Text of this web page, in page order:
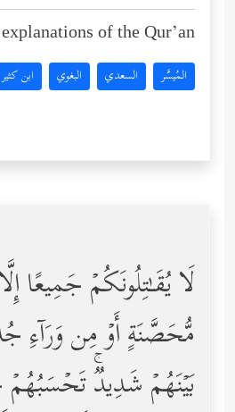
of the Qur’an:
المُيسَّر السعدي البغوي ابن كثير
لَا یُقَـٰتِلُونَكُمۡ جَمِیعًا
مُّحَصَّنَةٍ أَوۡ مِن وَرَاۤءِ
بَیۡنَهُمۡ شَدِیدࣱۚ تَحۡسَبُهُمۡ